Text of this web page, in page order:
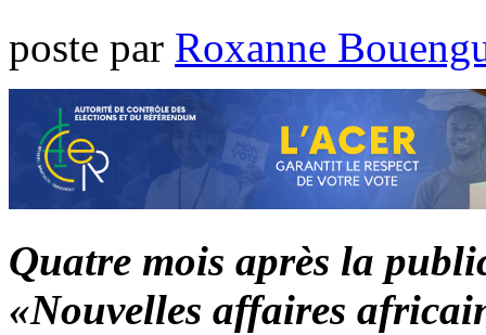
poste par Roxanne
Quatre mois après la
«Nouvelles affaires